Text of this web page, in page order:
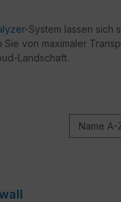
-System lassen sich
von maximaler
Landschaft.